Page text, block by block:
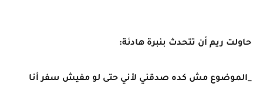
حاولت ريم أن تتحدث بنبرة هادئة:
_الموضوع مش كده صدقني لأني حتى لو مفيش سفر أنا